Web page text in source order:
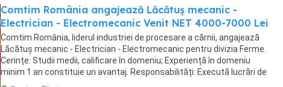
Comtim România angajează Lăcătuș mecanic -
Electrician - Electromecanic Venit NET 4000-7000 Lei
Comtim România, liderul industriei de procesare a cărnii, angajează
Lăcătuș mecanic - Electrician - Electromecanic pentru divizia Ferme.
Cerințe: Studii medii, calificare în domeniu; Experiență în domeniu
minim 1 an constituie un avantaj. Responsabilități: Execută lucrări de
întreținere și reparații ...